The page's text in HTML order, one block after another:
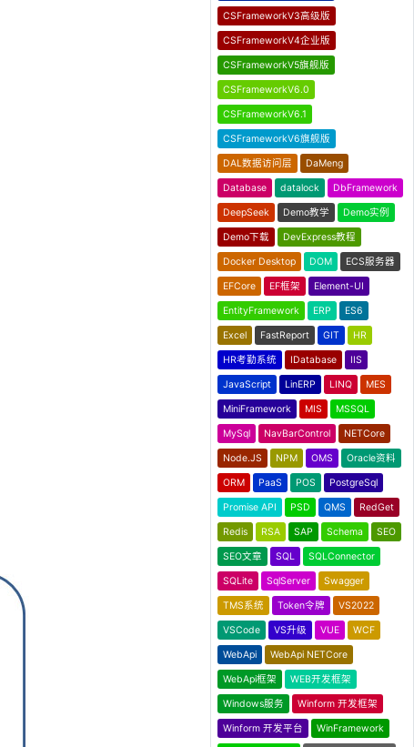
CSFrameworkV3高级版
CSFrameworkV4企业版
CSFrameworkV5旗舰版
CSFrameworkV6.0
CSFrameworkV6.1
CSFrameworkV6旗舰版
DAL数据访问层 DaMeng
Database datalock DbFramework
DeepSeek Demo教学 Demo实例
Demo下载 DevExpress教程
Docker Desktop DOM ECS服务器
EFCore EF框架 Element-UI
EntityFramework ERP ES6
Excel FastReport GIT HR
HR考勤系统 IDatabase IIS
JavaScript LinERP LINQ MES
MiniFramework MIS MSSQL
MySql NavBarControl NETCore
Node.JS NPM OMS Oracle资料
ORM PaaS POS PostgreSql
Promise API PSD QMS RedGet
Redis RSA SAP Schema SEO
SEO文章 SQL SQLConnector
SQLite SqlServer Swagger
TMS系统 Token令牌 VS2022
VSCode VS升级 VUE WCF
WebApi WebApi NETCore
WebApi框架 WEB开发框架
Windows服务 Winform 开发框架
Winform 开发平台 WinFramework